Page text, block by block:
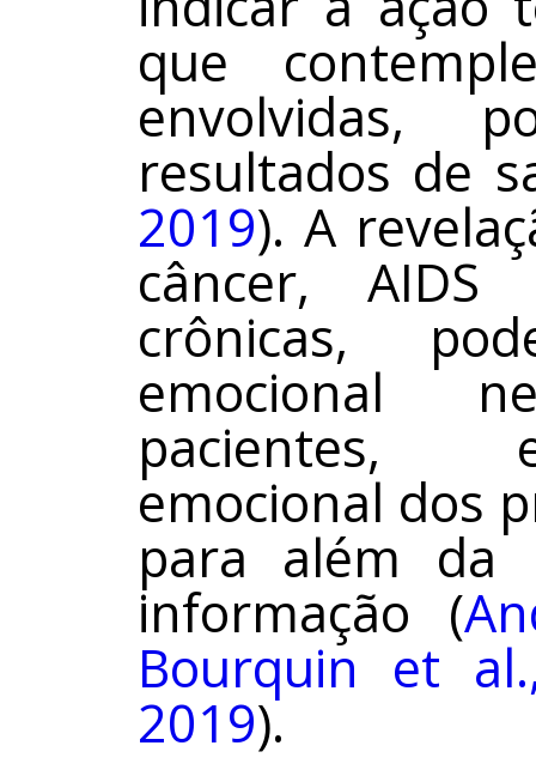
que
envolvidas,
resultados de
2019). A
câncer,
crônicas,
emocional
pacientes,
emocional dos
para além da
informação (
Bourquin et
2019).